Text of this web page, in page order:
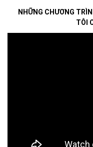
NHỮNG CHƯƠNG
TÔI